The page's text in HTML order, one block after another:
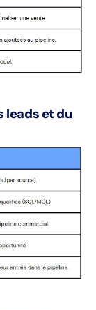
leads et du